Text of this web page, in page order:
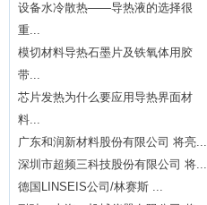
设备水冷散热——导热液的选择很
重...
模切材料导热石墨片及铁氧体用胶
带...
芯片发热为什么要应用导热界面材
料...
广东和润新材料股份有限公司 将亮...
深圳市超频三科技股份有限公司 将...
德国LINSEIS公司/林赛斯 ...